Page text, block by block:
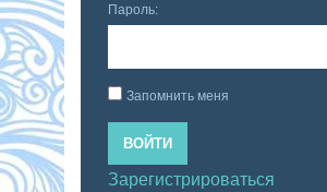
Пароль:
Запомнить меня
ВОЙТИ
Зарегистрироваться